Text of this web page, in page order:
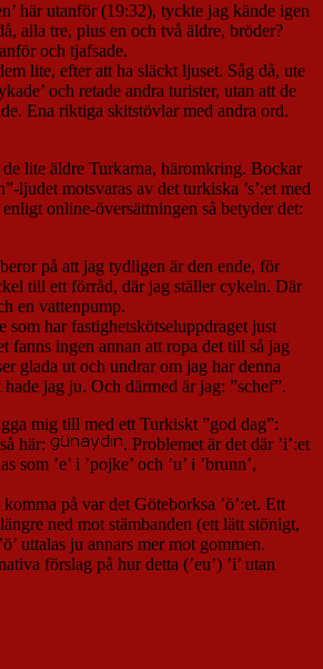
här utanför (19:32), tyckte jag kände igen
alla tre, plus en och två äldre, bröder?
och tjafsade.
lite, efter att ha släckt ljuset. Såg då, ute
och retade andra turister, utan att de
Ena riktiga skitstövlar med andra ord.
lite äldre Turkarna, häromkring. Bockar
ljudet motsvaras av det turkiska ’s’:et med
online-översättningen så betyder det:
på att jag tydligen är den ende, för
till ett förråd, där jag ställer cykeln. Där
en vattenpump.
har fastighetskötseluppdraget just
fanns ingen annan att ropa det till så jag
glada ut och undrar om jag har denna
jag ju. Och därmed är jag: ”schef”.
mig till med ett Turkiskt ”god dag”:
här:
. Problemet är det där ’i’:et
som ’e’ i ’pojke’ och ’u’ i ’brunn’,
på var det Göteborksa ’ö’:et. Ett
ned mot stämbanden (ett lätt stönigt,
uttalas ju annars mer mot gommen.
förslag på hur detta (’eu’) ’i’ utan